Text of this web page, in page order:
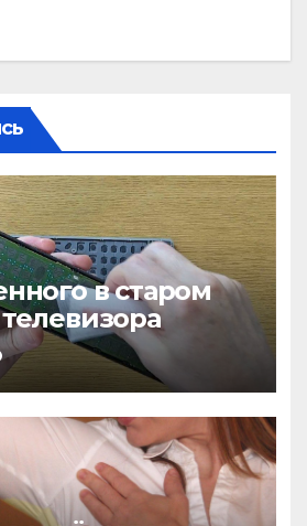
в старом